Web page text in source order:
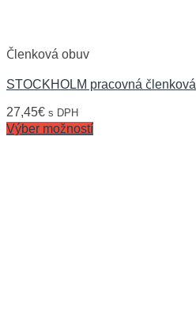
Členková obuv
STOCKHOLM pracovná členková
27,45€ s DPH
Výber možností